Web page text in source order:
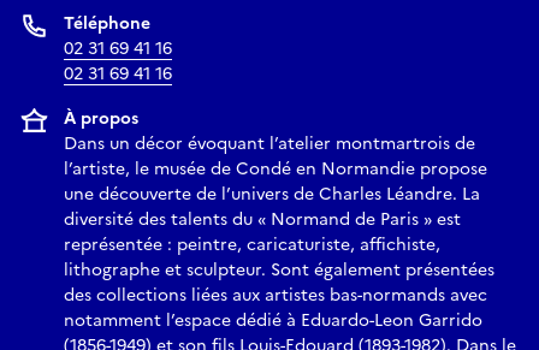
Téléphone
02 31 69 41 16
02 31 69 41 16
À propos
Dans un décor évoquant l’atelier montmartrois de
l’artiste, le musée de Condé en Normandie propose
une découverte de l’univers de Charles Léandre. La
diversité des talents du « Normand de Paris » est
représentée : peintre, caricaturiste, affichiste,
lithographe et sculpteur. Sont également présentées
des collections liées aux artistes bas-normands avec
notamment l’espace dédié à Eduardo-Leon Garrido